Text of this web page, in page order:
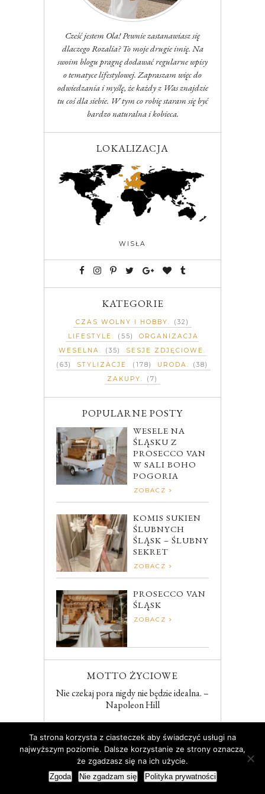
Cześć jestem Ola! Pewnie zastanawiasz się
dlaczego Rozalia? To moje drugie imię. Na
swoim blogu pragnę dodawać regularne wpisy
o tematyce lifestylowej. Zapraszam więc do
odwiedzania i myślę, że każdy z Was znajdzie
tu coś dla siebie. W tym co robię staram się być
bardzo naturalna i kobieca.
LOKALIZACJA
WISŁA
KATEGORIE
CZAS WOLNY I HOBBY
(32)
LIFESTYLE
(55)
ORGANIZACJA
WESELNA
(35)
SESJE ZDJĘCIOWE
(63)
STYLIZACJE (178) URODA
(38)
ZAKUPY
(7)
POPULARNE POSTY
WESELE NA
ŚLĄSKU Z
PROSECCO VAN
W SALI BOHO
POGORIA
ZOBACZ
KOMIS SUKIEN
ŚLUBNYCH
ŚLĄSK – ŚLUBNY
SEKRET
ZOBACZ
PROSECCO VAN
ŚLĄSK
ZOBACZ
MOTTO ŻYCIOWE
Nie czekaj pora nigdy nie będzie idealna. –
Napoleon Hill
POLECANY POST
Przygotowania do
Świąt cz.I – Świąteczne
Ta strona korzysta z ciasteczek aby świadczyć usługi na
najwyższym poziomie. Dalsze korzystanie ze strony oznacza,
że zgadzasz się na ich użycie.
Zgoda Nie zgadzam się Polityka prywatności